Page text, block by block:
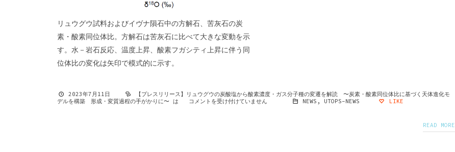
リュウグウ試料およびイヴナ隕石中の方解石、苦灰石の炭
素・酸素同位体比。方解石は苦灰石に比べて大きな変動を示
す。水－岩石反応、温度上昇、酸素フガシティ上昇に伴う同
位体比の変化は矢印で模式的に示す。
2023年7月11日
【プレスリリース】リュウグウの炭酸塩から酸素濃度・ガス分子種の変遷を解読 〜炭素・酸素同位体比に基づく天体進化モ
デルを構築 形成・変質過程の手がかりに〜 は
コメントを受け付けていません NEWS , UTOPS-NEWS LIKE
READ MORE